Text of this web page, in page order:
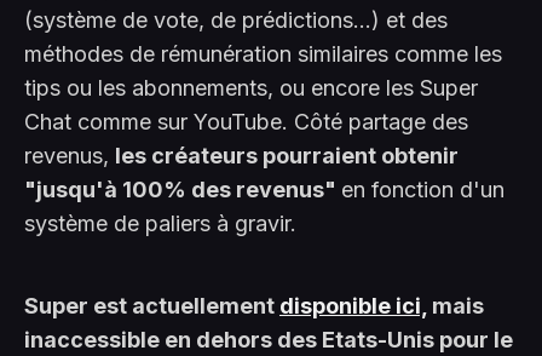
(système de vote, de prédictions...) et des
méthodes de rémunération similaires comme les
tips ou les abonnements, ou encore les Super
Chat comme sur YouTube. Côté partage des
revenus, les créateurs pourraient obtenir
"jusqu'à 100% des revenus" en fonction d'un
système de paliers à gravir.
Super est actuellement disponible ici, mais
inaccessible en dehors des Etats-Unis pour le